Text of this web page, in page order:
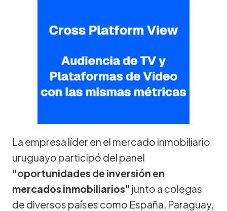
La empresa líder en el mercado inmobiliario
uruguayo participó del panel
"oportunidades de inversión en
mercados inmobiliarios" junto a colegas
de diversos países como España, Paraguay,